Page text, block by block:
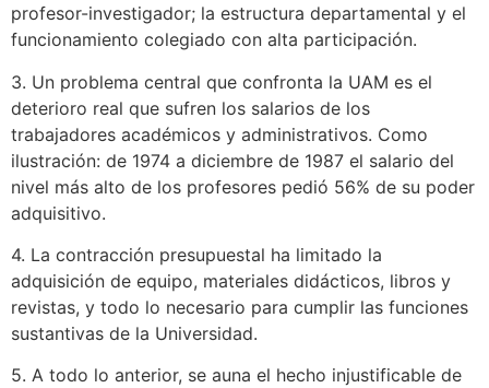
profesor-investigador; la estructura departamental y el
funcionamiento colegiado con alta participación.
3. Un problema central que confronta la UAM es el
deterioro real que sufren los salarios de los
trabajadores académicos y administrativos. Como
ilustración: de 1974 a diciembre de 1987 el salario del
nivel más alto de los profesores pedió 56% de su poder
adquisitivo.
4. La contracción presupuestal ha limitado la
adquisición de equipo, materiales didácticos, libros y
revistas, y todo lo necesario para cumplir las funciones
sustantivas de la Universidad.
5. A todo lo anterior, se auna el hecho injustificable de